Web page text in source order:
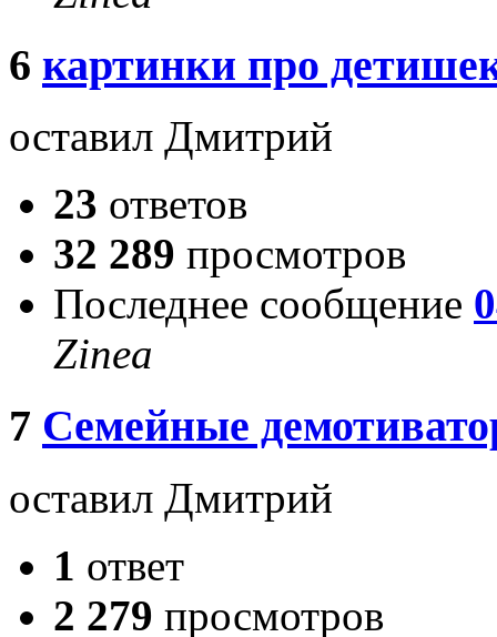
6 картинки про
оставил Дмитрий
23 ответов
32 289 просмотров
Последнее сообщение
Zinea
7 Семейные
оставил Дмитрий
1 ответ
2 279 просмотров